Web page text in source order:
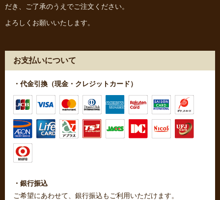
だき、ご了承のうえでご注文ください。
よろしくお願いいたします。
お支払いについて
・代金引換（現金・クレジットカード）
・銀行振込
ご希望にあわせて、銀行振込もご利用いただけます。